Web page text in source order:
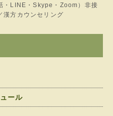
・LINE・Skype・Zoom）非接
漢方カウンセリング
ール